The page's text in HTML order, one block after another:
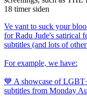
18 timer siden
Ve vant to suck your
for Radu Jude's satirical
subtitles (and lots of
For example, we have:
💙 A showcase of
subtitles from Monday